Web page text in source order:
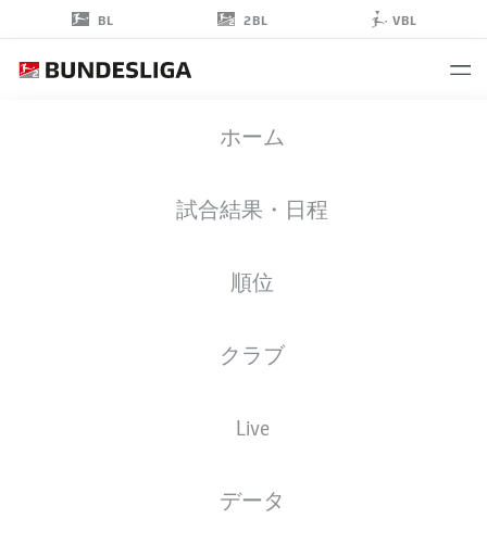
BL 2BL VBL
ホーム
試合結果・日程
順位
クラブ
Live
データ
01.07.1999